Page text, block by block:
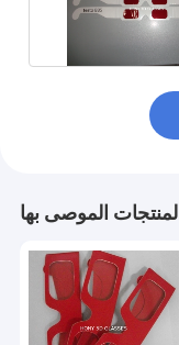
المنتجات الموصى بها